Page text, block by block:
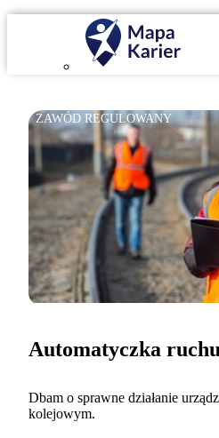
ZAWÓD REGULOWANY
Automatyczka
Dbam o sprawne działanie
kolejowym.